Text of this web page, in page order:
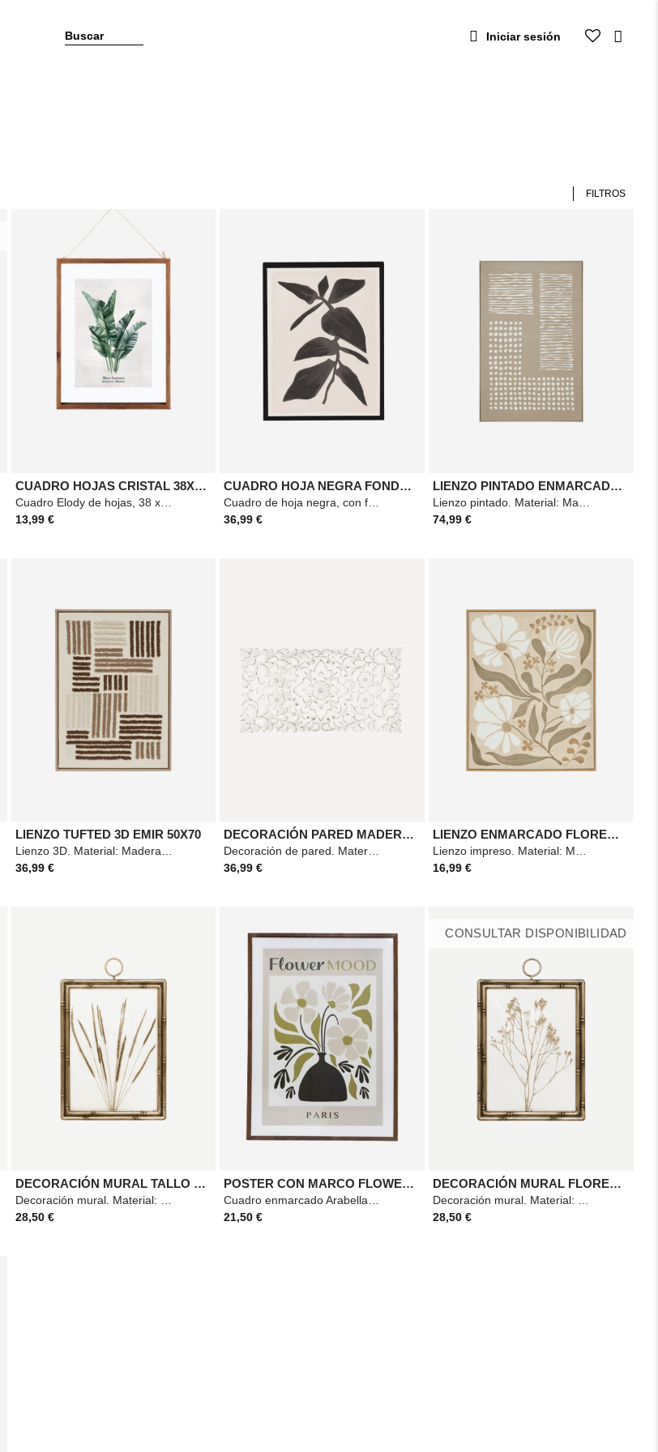
Buscar Iniciar sesión
FILTROS
CUADRO HOJAS CRISTAL 38X48 SURTIDO
Cuadro Elody de hojas, 38 x 48 cm, fabricado en madera y cristal, color beige. Materiales:
13,99 €
CUADRO HOJA NEGRA FONDO BEIG
36,99 €
LIENZO PINTADO ENMARCADO FARHAN 116X75
74,99 €
LIENZO TUFTED 3D EMIR 50X70
36,99 €
DECORACIÓN PARED MADERA TALLADA 85X45CM
36,99 €
LIENZO ENMARCADO FLORES ESME 40X50
16,99 €
DECORACIÓN MURAL TALLO TRIGO 3D
28,50 €
POSTER CON MARCO FLOWER MOOD 50X70
21,50 €
CONSULTAR DISPONIBILIDAD
DECORACIÓN MURAL FLORES 3D 46X30
28,50 €